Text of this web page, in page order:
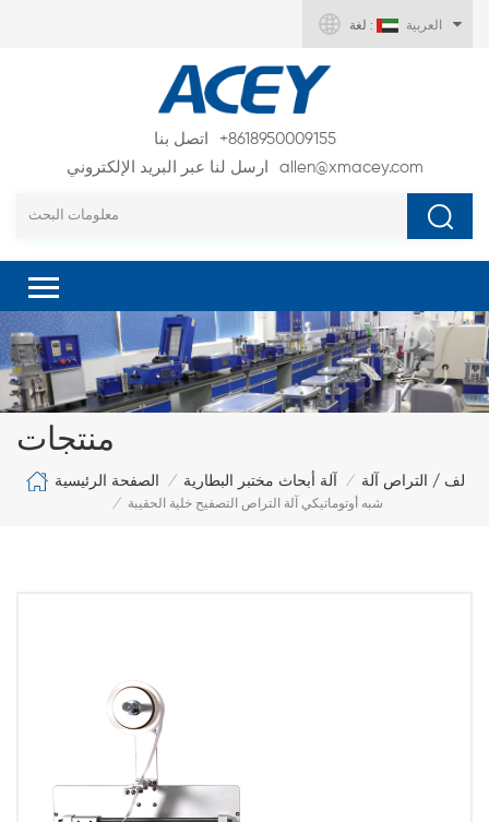
لغة : العربية
اتصل بنا
+8618950009155
ارسل لنا عبر البريد الإلكتروني
allen@xmacey.com
منتجات
الصفحة الرئيسية / آلة أبحاث مختبر البطارية / لف / التراص آلة
/ شبه أوتوماتيكي آلة التراص التصفيح خلية الحقيبة